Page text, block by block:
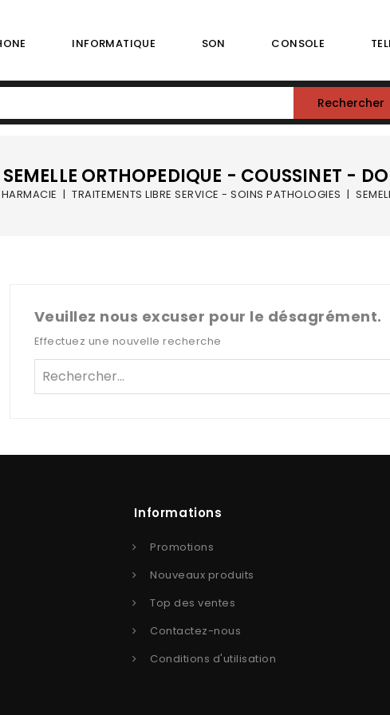
INFORMATIQUE SON CONSOLE
Rechercher
SEMELLE ORTHOPEDIQUE - COUSSINET -
TRAITEMENTS LIBRE SERVICE - SOINS PATHOLOGIES
Veuillez nous excuser pour le désagrément.
Effectuez une nouvelle recherche
Informations
Promotions
Nouveaux produits
Top des ventes
Contactez-nous
Conditions d'utilisation